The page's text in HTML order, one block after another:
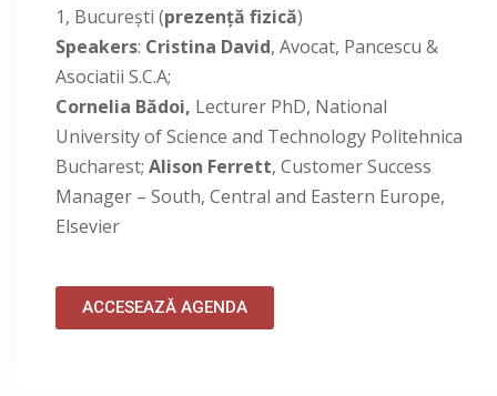
1, București (prezență fizică)
Speakers: Cristina David, Avocat, Pancescu &
Asociatii S.C.A;
Cornelia Bădoi, Lecturer PhD, National
University of Science and Technology Politehnica
Bucharest; Alison Ferrett, Customer Success
Manager – South, Central and Eastern Europe,
Elsevier
ACCESEAZĂ AGENDA